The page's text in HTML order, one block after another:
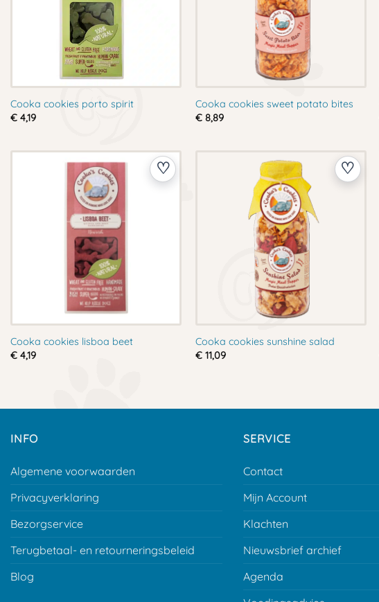
Cooka cookies porto spirit
€4,19
Cooka cookies sweet potato bites
€8,89
Cooka cookies lisboa beet
€4,19
Cooka cookies sunshine salad
€11,09
INFO
Algemene voorwaarden
Privacyverklaring
Bezorgservice
Terugbetaal- en retourneringsbeleid
Blog
SERVICE
Contact
Mijn Account
Klachten
Nieuwsbrief archief
Agenda